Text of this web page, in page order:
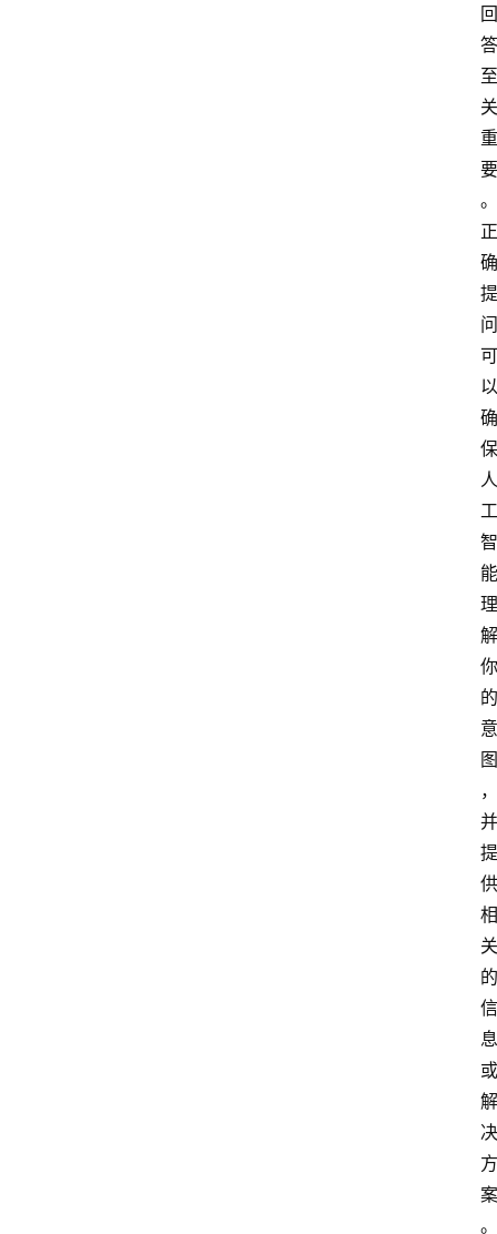
回
答
至
关
重
要
。
正
确
提
问
可
以
确
保
人
工
智
能
理
解
你
的
意
图
，
并
提
供
相
关
的
信
息
或
解
决
方
案
。